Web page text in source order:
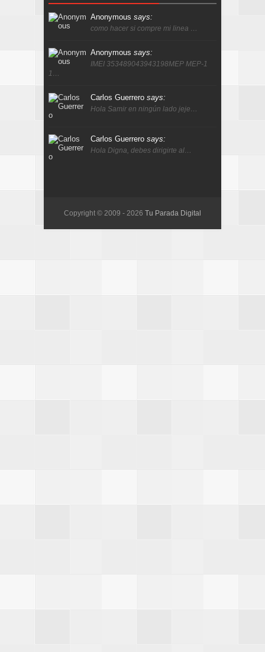
Anonymous says:
como hacer si compre mi linea …
Anonymous says:
IMEI 353489043943198MEP MEP-1
1…
Carlos Guerrero says:
Hola Samir en ningún lado jeje…
Carlos Guerrero says:
Hola Digna, debes dirigirte al…
Copyright © 2009 - 2026 Tu Parada Digital